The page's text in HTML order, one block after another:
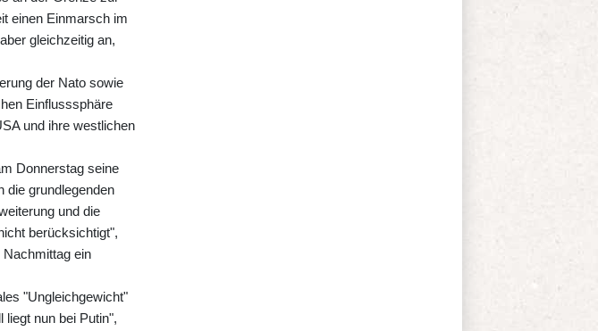
einen Einmarsch im
gleichzeitig an,
der Nato sowie
Einflusssphäre
und ihre westlichen
Donnerstag seine
die grundlegenden
und die
berücksichtigt",
ein
"Ungleichgewicht"
nun bei Putin",